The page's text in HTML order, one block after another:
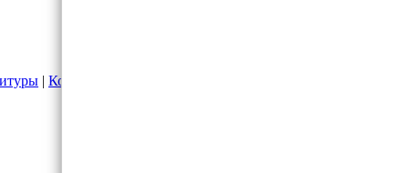
| Комоды для дома